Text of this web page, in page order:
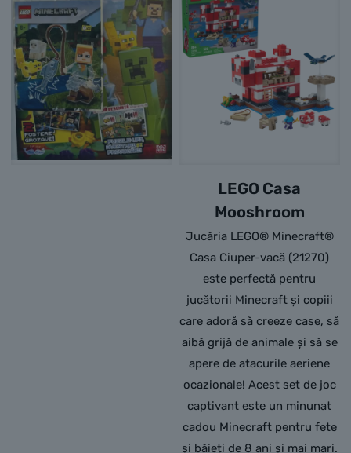
LEGO Casa
Mooshroom
Jucăria LEGO® Minecraft®
Casa Ciuper-vacă (21270)
este perfectă pentru
jucătorii Minecraft și copiii
care adoră să creeze case, să
aibă grijă de animale și să se
apere de atacurile aeriene
ocazionale! Acest set de joc
captivant este un minunat
cadou Minecraft pentru fete
și băieți de 8 ani și mai mari.